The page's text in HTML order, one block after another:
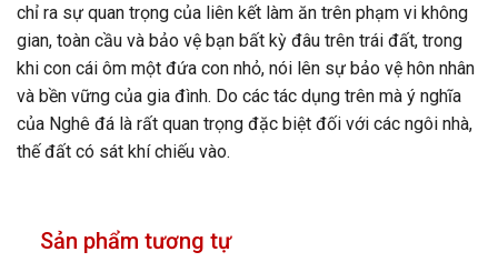
chỉ ra sự quan trọng của liên kết làm ăn trên phạm vi không
gian, toàn cầu và bảo vệ bạn bất kỳ đâu trên trái đất, trong
khi con cái ôm một đứa con nhỏ, nói lên sự bảo vệ hôn nhân
và bền vững của gia đình. Do các tác dụng trên mà ý nghĩa
của Nghê đá là rất quan trọng đặc biệt đối với các ngôi nhà,
thế đất có sát khí chiếu vào.
Sản phẩm tương tự